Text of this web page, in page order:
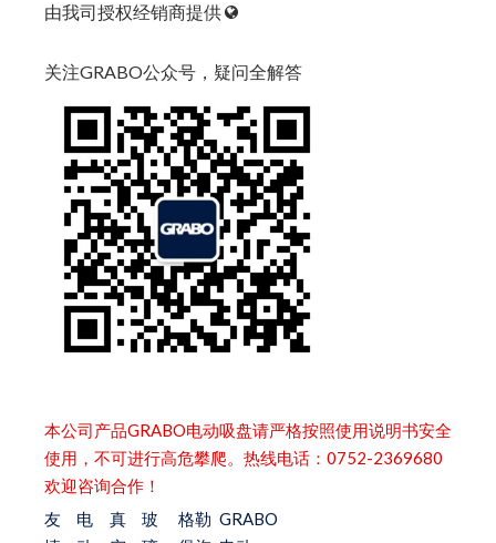
由我司授权经销商提供
关注GRABO公众号，疑问全解答
本公司产品GRABO电动吸盘请严格按照使用说明书安全
使用，不可进行高危攀爬。热线电话：0752-2369680
欢迎咨询合作！
友
电
真
玻
格勒 GRABO